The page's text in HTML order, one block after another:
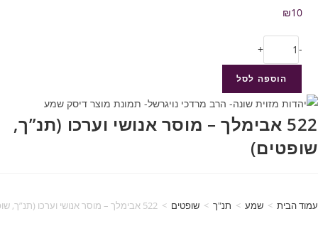
₪10
-
+
הוספה לסל
522 אבימלך – מוסר אנושי וערכו (תנ”ך,
שופטים)
עמוד הבית > שמע > תנ"ך > שופטים > 522 אבימלך – מוסר אנושי וערכו (תנ”ך, שופטים)